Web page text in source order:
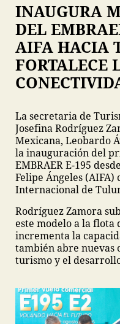
INAUGURA
DEL
AIFA HACIA
FORTALECE
La secretaria de
Josefina Rodríguez
Mexicana, Leobardo
la inauguración del
EMBRAER E-195
Felipe Ángeles
Internacional de
Rodríguez Zamora
este modelo a la flota
incrementa la
también abre nuevas
turismo y el